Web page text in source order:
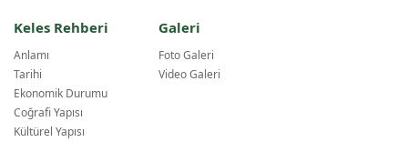
Keles Rehberi
Anlamı
Tarihi
Ekonomik Durumu
Coğrafi Yapısı
Kültürel Yapısı
Galeri
Foto Galeri
Video Galeri